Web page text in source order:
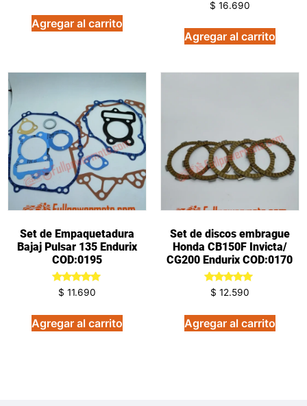
Agregar al carrito
$ 16.690
Agregar al carrito
Set de Empaquetadura
Bajaj Pulsar 135 Endurix
COD:0195
Valorado
en
de 5
$ 11.690
Agregar al carrito
Set de discos embrague
Honda CB150F Invicta/
CG200 Endurix COD:0170
Valorado
en
de 5
$ 12.590
Agregar al carrito